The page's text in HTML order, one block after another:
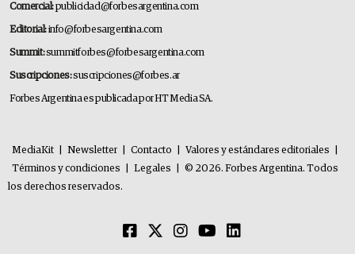
Comercial:publicidad@forbesargentina.com
Editorial:info@forbesargentina.com
Summit:summitforbes@forbesargentina.com
Suscripciones:suscripciones@forbes.ar
Forbes Argentina es publicada por HT Media SA.
MediaKit Newsletter Contacto Valores y estándares editoriales
Términos y condiciones
Legales
© 2026. Forbes Argentina. Todos
los derechos reservados.